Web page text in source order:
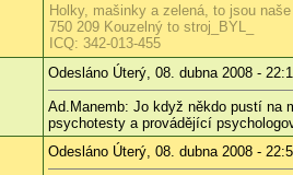
Holky, mašinky a zelená, to jsou
750 209 Kouzelný to stroj_BYL_
ICQ: 342-013-455
Odesláno Úterý, 08. dubna 2008 -
Ad.Manemb: Jo když někdo pustí na
psychotesty a provádějící
Odesláno Úterý, 08. dubna 2008 -